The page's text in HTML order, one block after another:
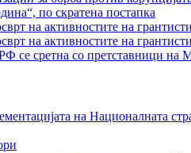
по скратена постапка
на активностите на
на активностите на
се сретна со претставници
на Националната